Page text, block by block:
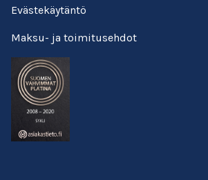
Evästekäytäntö
Maksu- ja toimitusehdot